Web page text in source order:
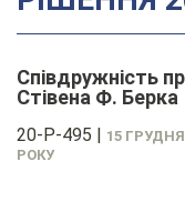
Співдружність
Стівена Ф. Берка
20-P-495 | 15 ГРУДНЯ
РОКУ